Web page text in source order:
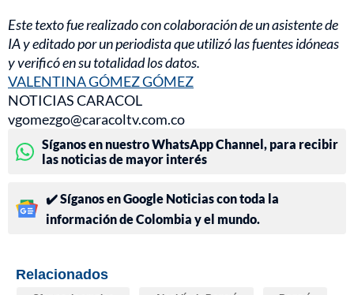
Este texto fue realizado con colaboración de un asistente de
IA y editado por un periodista que utilizó las fuentes idóneas
y verificó en su totalidad los datos.
VALENTINA GÓMEZ GÓMEZ
NOTICIAS CARACOL
vgomezgo@caracoltv.com.co
Síganos en nuestro WhatsApp Channel, para recibir
las noticias de mayor interés
✔️ Síganos en Google Noticias con toda la
información de Colombia y el mundo.
Relacionados